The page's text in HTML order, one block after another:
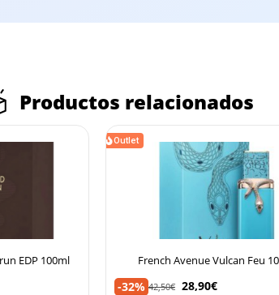
Productos relacionados
Outlet
French Avenue Vulcan Feu 100ml
28,90€